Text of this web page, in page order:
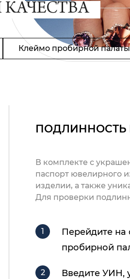
КАЧЕСТВА
Клеймо пробирной
ПОДЛИННОСТЬ
В комплекте с
паспорт ювелирного
изделии, а также
Для проверки
Перейдите
пробирной
Введите УИН,